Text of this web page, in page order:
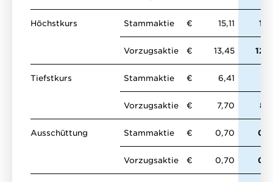
Höchstkurs Stammaktie € 15,11
Vorzugsaktie € 13,45
Tiefstkurs Stammaktie € 6,41
Vorzugsaktie € 7,70
Ausschüttung Stammaktie € 0,70
Vorzugsaktie € 0,70